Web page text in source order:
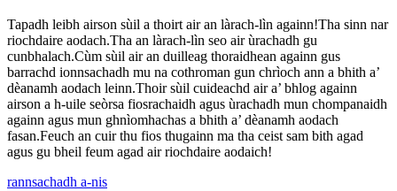
Tapadh leibh airson sùil a thoirt air an làrach-lìn againn!Tha sinn nar
riochdaire aodach.Tha an làrach-lìn seo air ùrachadh gu
cunbhalach.Cùm sùil air an duilleag thoraidhean againn gus
barrachd ionnsachadh mu na cothroman gun chrìoch ann a bhith a’
dèanamh aodach leinn.Thoir sùil cuideachd air a’ bhlog againn
airson a h-uile seòrsa fiosrachaidh agus ùrachadh mun chompanaidh
againn agus mun ghnìomhachas a bhith a’ dèanamh aodach
fasan.Feuch an cuir thu fios thugainn ma tha ceist sam bith agad
agus gu bheil feum agad air riochdaire aodaich!
rannsachadh a-nis